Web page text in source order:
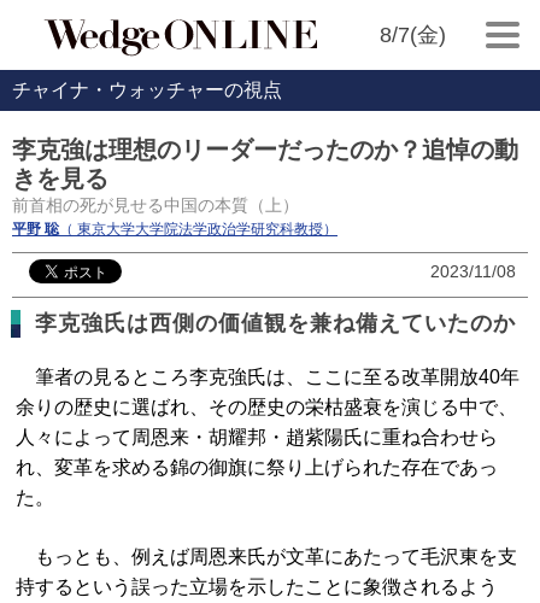
8/7(金)
チャイナ・ウォッチャーの視点
李克強は理想のリーダーだったのか？追悼の動
きを見る
前首相の死が見せる中国の本質（上）
平野 聡 （ 東京大学大学院法学政治学研究科教授）
2023/11/08
李克強氏は西側の価値観を兼ね備えていたのか
筆者の見るところ李克強氏は、ここに至る改革開放40年
余りの歴史に選ばれ、その歴史の栄枯盛衰を演じる中で、
人々によって周恩来・胡耀邦・趙紫陽氏に重ね合わせら
れ、変革を求める錦の御旗に祭り上げられた存在であっ
た。
もっとも、例えば周恩来氏が文革にあたって毛沢東を支
持するという誤った立場を示したことに象徴されるよう